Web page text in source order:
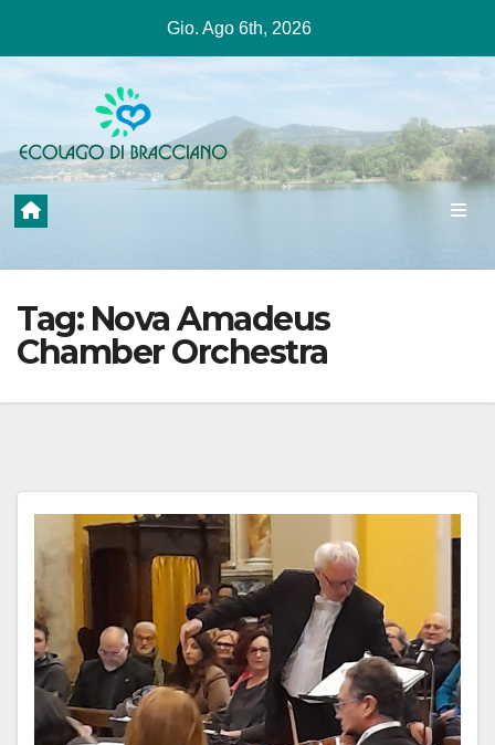
contenuto
Gio. Ago 6th, 2026
Tag: Nova Amadeus
Chamber Orchestra